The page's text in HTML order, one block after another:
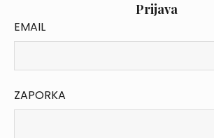
Prijava
EMAIL
ZAPORKA